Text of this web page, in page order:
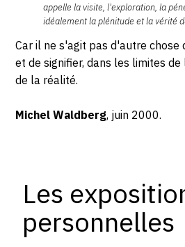
appelle la visite, l'exploration, la
idéalement la plénitude et la vérité
Car il ne s'agit pas d'autre chose
et de signifier, dans les limites
de la réalité.
Michel Waldberg, juin 2000.
Les
personnelles